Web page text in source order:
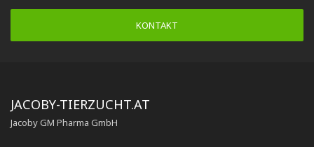
KONTAKT
JACOBY-TIERZUCHT.AT
Jacoby GM Pharma GmbH